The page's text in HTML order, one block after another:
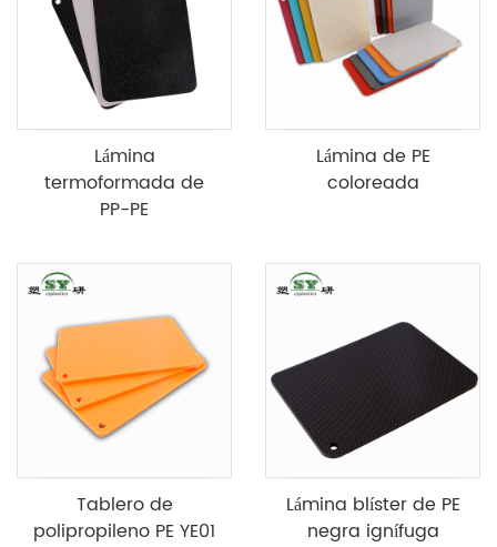
Lámina
termoformada de
PP-PE
Lámina de PE
coloreada
Tablero de
polipropileno PE YE01
Lámina blíster de PE
negra ignífuga